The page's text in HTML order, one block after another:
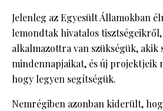
Jelenleg az Egyesült Államokban
lemondtak hivatalos tisztségeikről,
alkalmazottra van szükségük, akik
mindennapjaikat, és új projektjeik
hogy legyen segítségük.
Nemrégiben azonban kiderült,